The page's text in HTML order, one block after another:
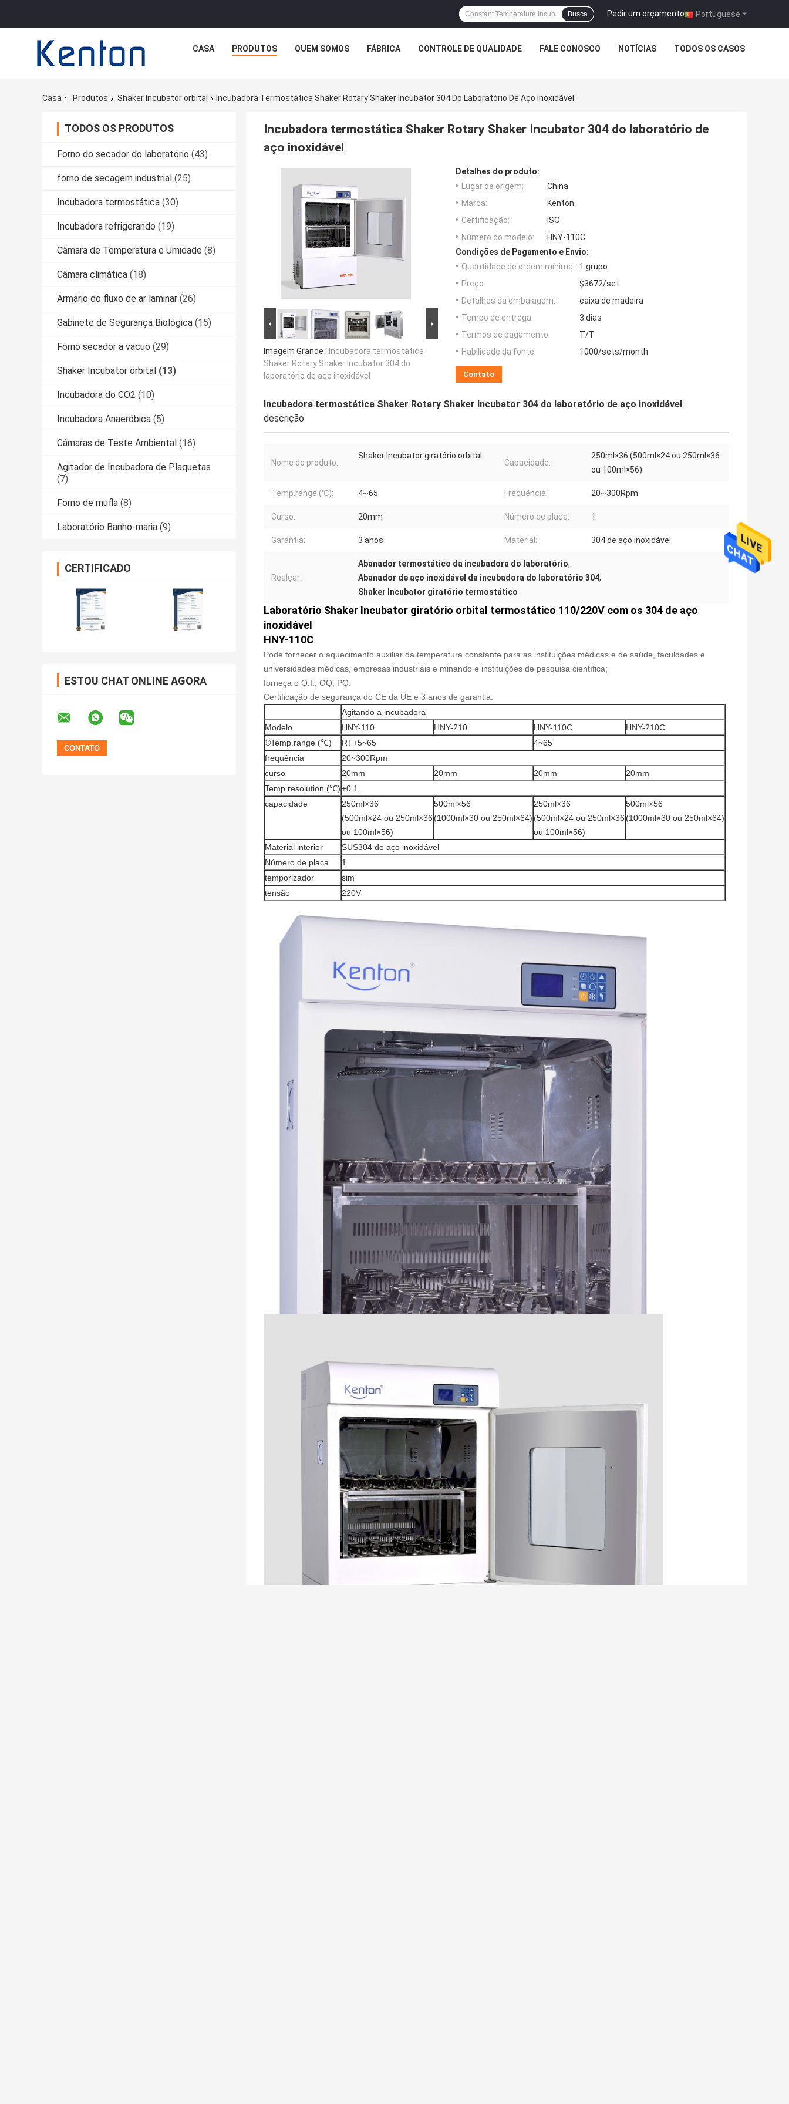
Portuguese
Pedir um orçamento |
Busca
CASA PRODUTOS QUEM SOMOS FÁBRICA CONTROLE DE QUALIDADE FALE CONOSCO NOTÍCIAS TODOS OS CASOS
Casa Produtos Shaker Incubator orbital Incubadora Termostática Shaker Rotary Shaker Incubator 304 Do Laboratório De Aço Inoxidável
TODOS OS PRODUTOS
Forno do secador do laboratório (43)
forno de secagem industrial (25)
Incubadora termostática (30)
Incubadora refrigerando (19)
Câmara de Temperatura e Umidade (8)
Câmara climática (18)
Armário do fluxo de ar laminar (26)
Gabinete de Segurança Biológica (15)
Forno secador a vácuo (29)
Shaker Incubator orbital (13)
Incubadora do CO2 (10)
Incubadora Anaeróbica (5)
Câmaras de Teste Ambiental (16)
Agitador de Incubadora de Plaquetas
(7)
Forno de mufla (8)
Laboratório Banho-maria (9)
CERTIFICADO
ESTOU CHAT ONLINE AGORA
Incubadora termostática Shaker Rotary Shaker Incubator 304 do laboratório de
aço inoxidável
Imagem Grande : Incubadora termostática
Shaker Rotary Shaker Incubator 304 do
laboratório de aço inoxidável
Detalhes do produto:
Lugar de origem:
China
Marca:
Kenton
Certificação:
ISO
Número do modelo:
HNY-110C
Condições de Pagamento e Envio:
Quantidade de ordem mínima:
1 grupo
Preço:
$3672/set
Detalhes da embalagem:
caixa de madeira
Tempo de entrega:
3 dias
Termos de pagamento:
T/T
Habilidade da fonte:
1000/sets/month
Contato
Incubadora termostática Shaker Rotary Shaker Incubator 304 do laboratório de aço inoxidável
descrição
Nome do produto:
Shaker Incubator giratório orbital
Capacidade:
250ml×36 (500ml×24 ou 250ml×36
ou 100ml×56)
Temp.range (℃): 4~65 Frequência: 20~300Rpm
Curso: 20mm Número de placa: 1
Garantia: 3 anos Material: 304 de aço inoxidável
Realçar:
Abanador termostático da incubadora do laboratório,
Abanador de aço inoxidável da incubadora do laboratório 304,
Shaker Incubator giratório termostático
Laboratório Shaker Incubator giratório orbital termostático 110/220V com os 304 de aço
inoxidável
HNY-110C
Pode fornecer o aquecimento auxiliar da temperatura constante para as instituições médicas e de saúde, faculdades e
universidades médicas, empresas industriais e minando e instituições de pesquisa científica;
forneça o Q.I., OQ, PQ.
Certificação de segurança do CE da UE e 3 anos de garantia.
Agitando a incubadora
Modelo
HNY-110 HNY-210 HNY-110C
HNY-210C
©Temp.range (℃)
RT+5~65
4~65
frequência
20~300Rpm
curso
20mm 20mm 20mm
20mm
Temp.resolution (℃)±0.1
capacidade
250ml×36
(500ml×24 ou 250ml×36
ou 100ml×56)
500ml×56
(1000ml×30 ou 250ml×64)
250ml×36
(500ml×24 ou 250ml×36
ou 100ml×56)
500ml×56
(1000ml×30 ou 250ml×64)
Material interior
SUS304 de aço inoxidável
Número de placa
1
temporizador
sim
tensão
220V